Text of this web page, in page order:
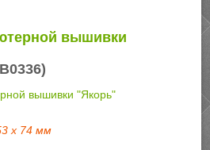
вышивки
)
х 74 мм